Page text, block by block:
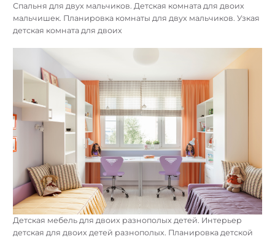
Спальня для двух мальчиков. Детская комната для двоих
мальчишек. Планировка комнаты для двух мальчиков. Узкая
детская комната для двоих
Детская мебель для двоих разнополых детей. Интерьер
детская для двоих детей разнополых. Планировка детской